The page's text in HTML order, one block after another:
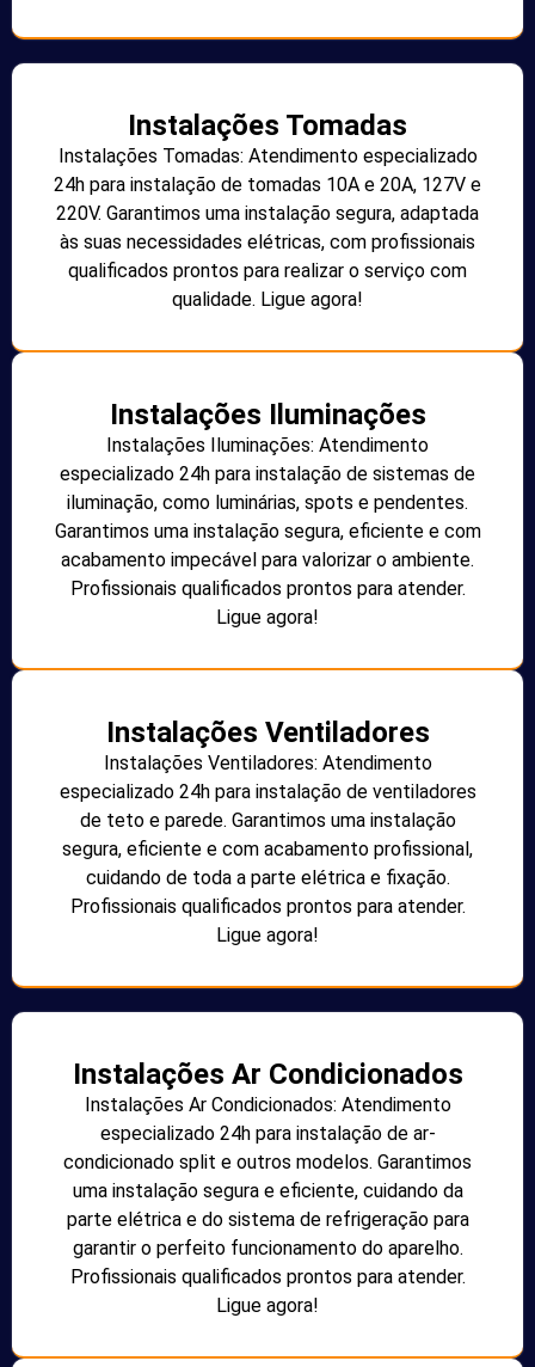
Instalações Tomadas
Instalações Tomadas: Atendimento especializado
24h para instalação de tomadas 10A e 20A, 127V e
220V. Garantimos uma instalação segura, adaptada
às suas necessidades elétricas, com profissionais
qualificados prontos para realizar o serviço com
qualidade. Ligue agora!
Instalações Iluminações
Instalações Iluminações: Atendimento
especializado 24h para instalação de sistemas de
iluminação, como luminárias, spots e pendentes.
Garantimos uma instalação segura, eficiente e com
acabamento impecável para valorizar o ambiente.
Profissionais qualificados prontos para atender.
Ligue agora!
Instalações Ventiladores
Instalações Ventiladores: Atendimento
especializado 24h para instalação de ventiladores
de teto e parede. Garantimos uma instalação
segura, eficiente e com acabamento profissional,
cuidando de toda a parte elétrica e fixação.
Profissionais qualificados prontos para atender.
Ligue agora!
Instalações Ar Condicionados
Instalações Ar Condicionados: Atendimento
especializado 24h para instalação de ar-
condicionado split e outros modelos. Garantimos
uma instalação segura e eficiente, cuidando da
parte elétrica e do sistema de refrigeração para
garantir o perfeito funcionamento do aparelho.
Profissionais qualificados prontos para atender.
Ligue agora!